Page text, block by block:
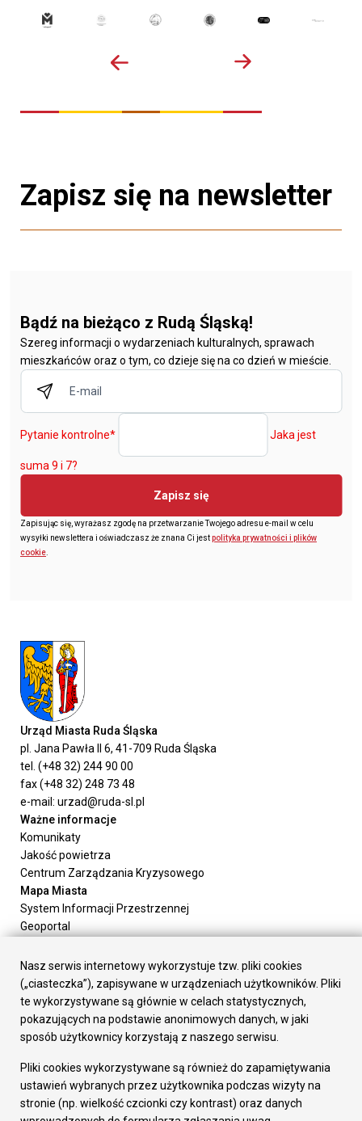
Zapisz się na newsletter
Bądź na bieżąco z Rudą Śląską!
Szereg informacji o wydarzeniach kulturalnych, sprawach
mieszkańców oraz o tym, co dzieje się na co dzień w mieście.
Pytanie kontrolne* Jaka jest
suma 9 i 7?
Zapisz się
Zapisując się, wyrażasz zgodę na przetwarzanie Twojego adresu e-mail w celu
wysyłki newslettera i oświadczasz że znana Ci jestpolityka prywatności i plików
cookie
Urząd Miasta Ruda Śląska
pl. Jana Pawła II 6, 41-709 Ruda Śląska
tel. (+48 32) 244 90 00
fax (+48 32) 248 73 48
e-mail: urzad@ruda-sl.pl
Ważne informacje
Komunikaty
Jakość powietrza
Centrum Zarządzania Kryzysowego
Mapa Miasta
System Informacji Przestrzennej
Geoportal
Załatw sprawę
Prezydent Miasta
Rada Miasta
Wydziały
Elektroniczna Skrzynka Podawcza
Gospodarka
Fundusze europejskie
Środki krajowe
Nasz serwis internetowy wykorzystuje tzw. pliki cookies
(„ciasteczka”), zapisywane w urządzeniach użytkowników. Pliki
te wykorzystywane są głównie w celach statystycznych,
pokazujących na podstawie anonimowych danych, w jaki
sposób użytkownicy korzystają z naszego serwisu.
Pliki cookies wykorzystywane są również do zapamiętywania
ustawień wybranych przez użytkownika podczas wizyty na
stronie (np. wielkość czcionki czy kontrast) oraz danych